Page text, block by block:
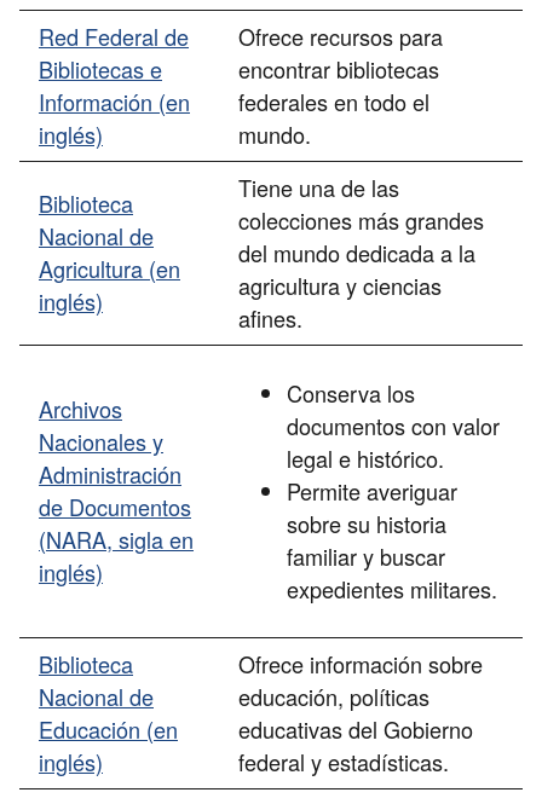
Red Federal de
Bibliotecas e
Información (en
inglés)
Ofrece recursos para
encontrar bibliotecas
federales en todo el
mundo.
Biblioteca
Nacional de
Agricultura (en
inglés)
Tiene una de las
colecciones más grandes
del mundo dedicada a la
agricultura y ciencias
afines.
Archivos
Nacionales y
Administración
de Documentos
(NARA, sigla en
inglés)
Conserva los
documentos con valor
legal e histórico.
Permite averiguar
sobre su historia
familiar y buscar
expedientes militares.
Biblioteca
Nacional de
Educación (en
inglés)
Ofrece información sobre
educación, políticas
educativas del Gobierno
federal y estadísticas.